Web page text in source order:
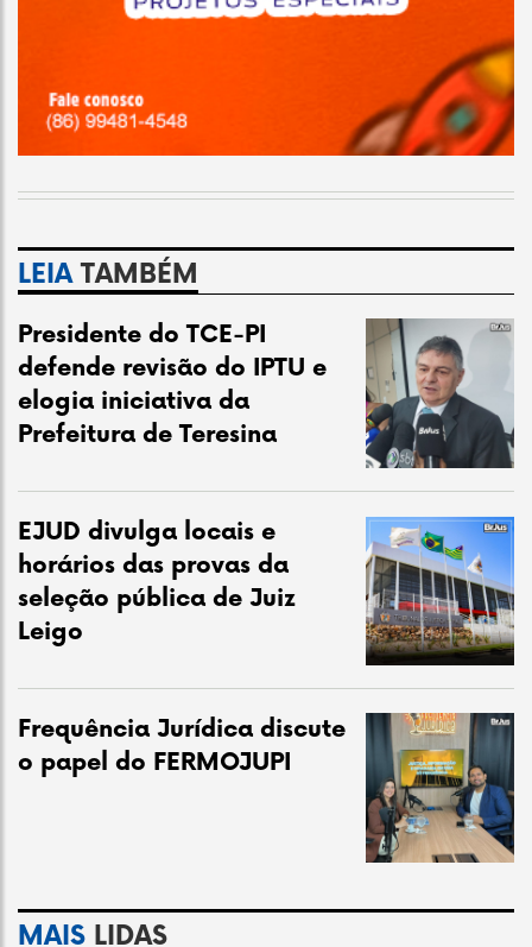
LEIATAMBÉM
Presidente do TCE-PI
defende revisão do IPTU e
elogia iniciativa da
Prefeitura de Teresina
EJUD divulga locais e
horários das provas da
seleção pública de Juiz
Leigo
Frequência Jurídica discute
o papel do FERMOJUPI
MAIS LIDAS